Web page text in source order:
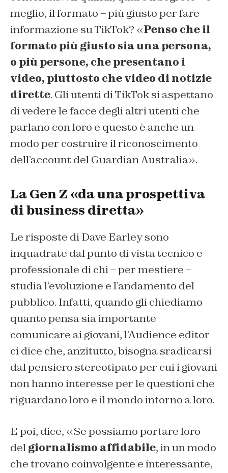
meglio, il formato – più giusto per fare
informazione su TikTok? «Penso che il
formato più giusto sia una persona,
o più persone, che presentano i
video, piuttosto che video di notizie
dirette. Gli utenti di TikTok si aspettano
di vedere le facce degli altri utenti che
parlano con loro e questo è anche un
modo per costruire il riconoscimento
dell’account del Guardian Australia».
La Gen Z «da una prospettiva
di business diretta»
Le risposte di Dave Earley sono
inquadrate dal punto di vista tecnico e
professionale di chi – per mestiere –
studia l’evoluzione e l’andamento del
pubblico. Infatti, quando gli chiediamo
quanto pensa sia importante
comunicare ai giovani, l’Audience editor
ci dice che, anzitutto, bisogna sradicarsi
dal pensiero stereotipato per cui i giovani
non hanno interesse per le questioni che
riguardano loro e il mondo intorno a loro.
E poi, dice, «Se possiamo portare loro
delgiornalismo affidabile, in un modo
che trovano coinvolgente e interessante,